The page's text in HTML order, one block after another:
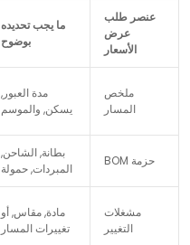
عنصر طلب
عرض
الأسعار
ما يجب تحديده
بوضوح
ملخص
المسار
مدة العبور,
يسكن, والموسم
حزمة BOM
بطانة, الشاحن,
المبردات, حمولة
مشغلات
التغيير
مادة, مقاس, أو
تغييرات المسار